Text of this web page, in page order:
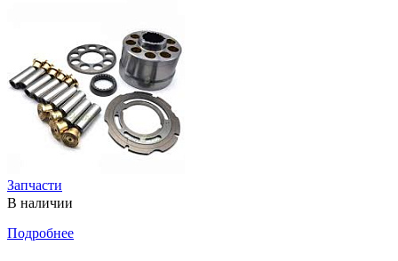
Запчасти
В наличии
Подробнее